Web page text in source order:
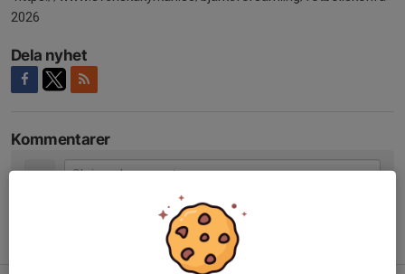
2026
Dela nyhet
Kommentarer